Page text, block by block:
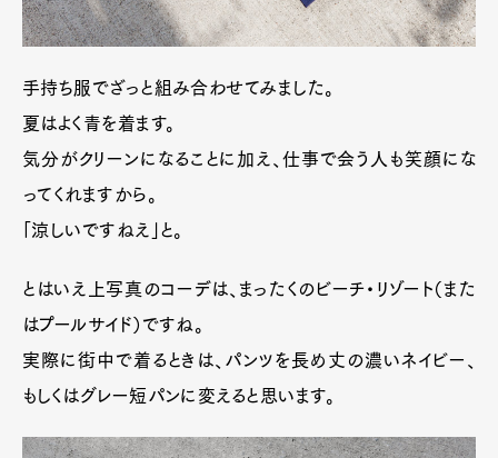
手持ち服でざっと組み合わせてみました。
夏はよく青を着ます。
気分がクリーンになることに加え、仕事で会う人も笑顔にな
ってくれますから。
「涼しいですねえ」と。
とはいえ上写真のコーデは、まったくのビーチ・リゾート（また
はプールサイド）ですね。
実際に街中で着るときは、パンツを長め丈の濃いネイビー、
もしくはグレー短パンに変えると思います。